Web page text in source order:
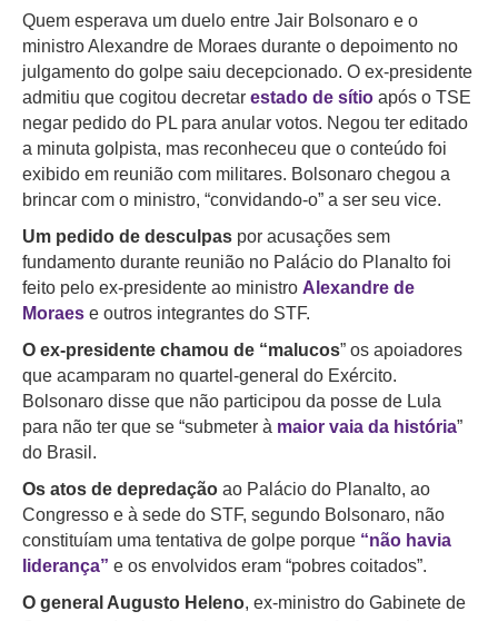
Quem esperava um duelo entre Jair Bolsonaro e o
ministro Alexandre de Moraes durante o depoimento no
julgamento do golpe saiu decepcionado. O ex-presidente
admitiu que cogitou decretar estado de sítio após o TSE
negar pedido do PL para anular votos. Negou ter editado
a minuta golpista, mas reconheceu que o conteúdo foi
exibido em reunião com militares. Bolsonaro chegou a
brincar com o ministro, “convidando-o” a ser seu vice.
Um pedido de desculpas por acusações sem
fundamento durante reunião no Palácio do Planalto foi
feito pelo ex-presidente ao ministro Alexandre de
Moraes e outros integrantes do STF.
O ex-presidente chamou de “malucos” os apoiadores
que acamparam no quartel-general do Exército.
Bolsonaro disse que não participou da posse de Lula
para não ter que se “submeter à maior vaia da história”
do Brasil.
Os atos de depredação ao Palácio do Planalto, ao
Congresso e à sede do STF, segundo Bolsonaro, não
constituíam uma tentativa de golpe porque “não havia
liderança” e os envolvidos eram “pobres coitados”.
O general Augusto Heleno, ex-ministro do Gabinete de